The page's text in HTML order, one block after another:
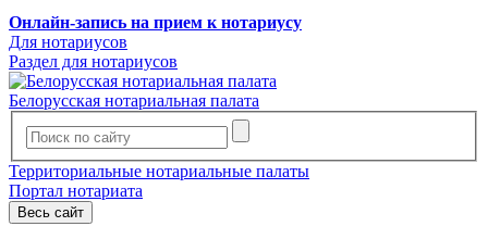
Онлайн-запись на прием к нотариусу
Для нотариусов
Раздел для нотариусов
Белорусская нотариальная палата
Территориальные нотариальные палаты
Портал нотариата
Весь сайт